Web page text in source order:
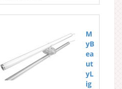
M
yB
ea
ut
yL
ig